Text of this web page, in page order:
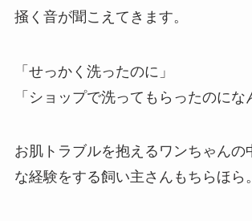
掻く音が聞こえてきます。
「せっかく洗ったのに」
「ショップで洗ってもらったのにな
お肌トラブルを抱えるワンちゃんの
な経験をする飼い主さんもちらほら。